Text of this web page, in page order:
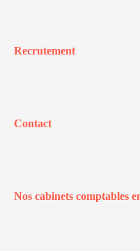
Recrutement
Contact
Nos cabinets comptables